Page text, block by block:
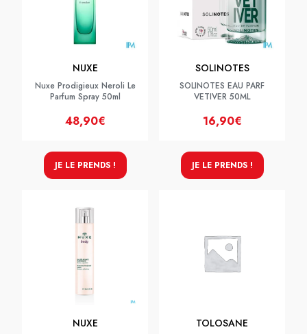
NUXE
Nuxe Prodigieux Neroli Le
Parfum Spray 50ml
48,90€
JE LE PRENDS !
SOLINOTES
SOLINOTES EAU PARF
VETIVER 50ML
16,90€
JE LE PRENDS !
NUXE TOLOSANE